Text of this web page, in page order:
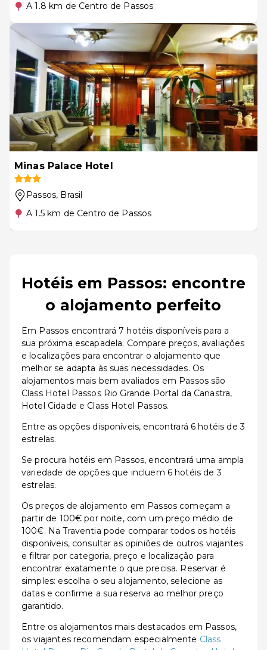
A 1.8 km de Centro de Passos
Minas Palace Hotel
Passos, Brasil
A 1.5 km de Centro de Passos
Hotéis em Passos: encontre
o alojamento perfeito
Em Passos encontrará 7 hotéis disponíveis para a
sua próxima escapadela. Compare preços, avaliações
e localizações para encontrar o alojamento que
melhor se adapta às suas necessidades. Os
alojamentos mais bem avaliados em Passos são
Class Hotel Passos Rio Grande Portal da Canastra,
Hotel Cidade e Class Hotel Passos.
Entre as opções disponíveis, encontrará 6 hotéis de 3
estrelas.
Se procura hotéis em Passos, encontrará uma ampla
variedade de opções que incluem 6 hotéis de 3
estrelas.
Os preços de alojamento em Passos começam a
partir de 100€ por noite, com um preço médio de
100€. Na Traventia pode comparar todos os hotéis
disponíveis, consultar as opiniões de outros viajantes
e filtrar por categoria, preço e localização para
encontrar exatamente o que precisa. Reservar é
simples: escolha o seu alojamento, selecione as
datas e confirme a sua reserva ao melhor preço
garantido.
Entre os alojamentos mais destacados em Passos,
os viajantes recomendam especialmente Class